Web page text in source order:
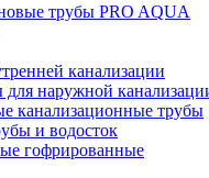
трубы PRO AQUA
канализации
для наружной
канализационные трубы
и водосток
гофрированные